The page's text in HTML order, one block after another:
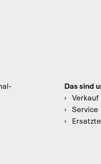
Das sind
Verkauf
Service